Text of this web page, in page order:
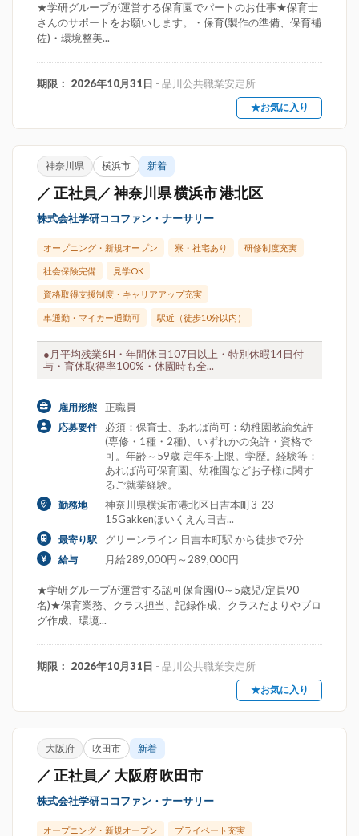
★学研グループが運営する保育園でパートのお仕事★保育士
さんのサポートをお願いします。・保育(製作の準備、保育補
佐)・環境整美...
期限： 2026年10月31日 - 品川公共職業安定所
★お気に入り
神奈川県 横浜市 新着
／ 正社員／ 神奈川県 横浜市 港北区
株式会社学研ココファン・ナーサリー
オープニング・新規オープン 寮・社宅あり 研修制度充実
社会保険完備 見学OK
資格取得支援制度・キャリアアップ充実
車通勤・マイカー通勤可 駅近（徒歩10分以内）
●月平均残業6H・年間休日107日以上・特別休暇14日付
与・育休取得率100%・休園時も全...
雇用形態 正職員
応募要件
必須：保育士、あれば尚可：幼稚園教諭免許
(専修・1種・2種)、いずれかの免許・資格で
可。年齢～59歳 定年を上限。学歴。経験等：
あれば尚可保育園、幼稚園などお子様に関す
るご就業経験。
勤務地
神奈川県横浜市港北区日吉本町3-23-
15Gakkenほいくえん日吉...
最寄り駅 グリーンライン 日吉本町駅 から徒歩で7分
給与 月給289,000円～289,000円
★学研グループが運営する認可保育園(0～5歳児/定員90
名)★保育業務、クラス担当、記録作成、クラスだよりやブロ
グ作成、環境...
期限： 2026年10月31日 - 品川公共職業安定所
★お気に入り
大阪府 吹田市 新着
／ 正社員／ 大阪府 吹田市
株式会社学研ココファン・ナーサリー
オープニング・新規オープン プライベート充実